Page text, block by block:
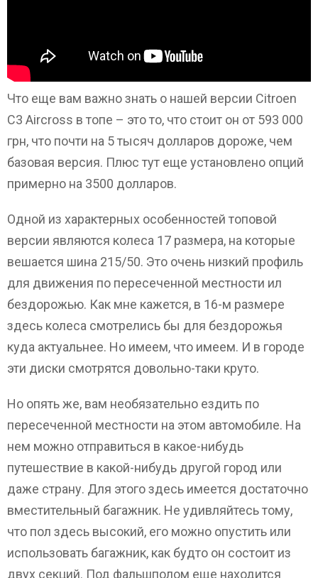
Что еще вам важно знать о нашей версии Citroen
C3 Aircross в топе – это то, что стоит он от 593 000
грн, что почти на 5 тысяч долларов дороже, чем
базовая версия. Плюс тут еще установлено опций
примерно на 3500 долларов.
Одной из характерных особенностей топовой
версии являются колеса 17 размера, на которые
вешается шина 215/50. Это очень низкий профиль
для движения по пересеченной местности ил
бездорожью. Как мне кажется, в 16-м размере
здесь колеса смотрелись бы для бездорожья
куда актуальнее. Но имеем, что имеем. И в городе
эти диски смотрятся довольно-таки круто.
Но опять же, вам необязательно ездить по
пересеченной местности на этом автомобиле. На
нем можно отправиться в какое-нибудь
путешествие в какой-нибудь другой город или
даже страну. Для этого здесь имеется достаточно
вместительный багажник. Не удивляйтесь тому,
что пол здесь высокий, его можно опустить или
использовать багажник, как будто он состоит из
двух секций. Под фальшполом еще находится